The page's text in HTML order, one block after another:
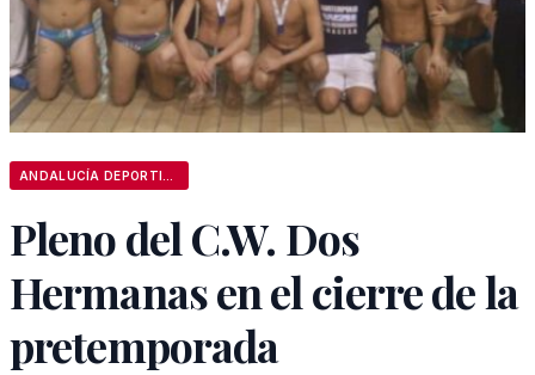
Pleno del C.W. Dos
Hermanas en el cierre de la
pretemporada